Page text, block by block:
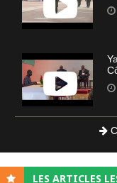
LES ARTICLES